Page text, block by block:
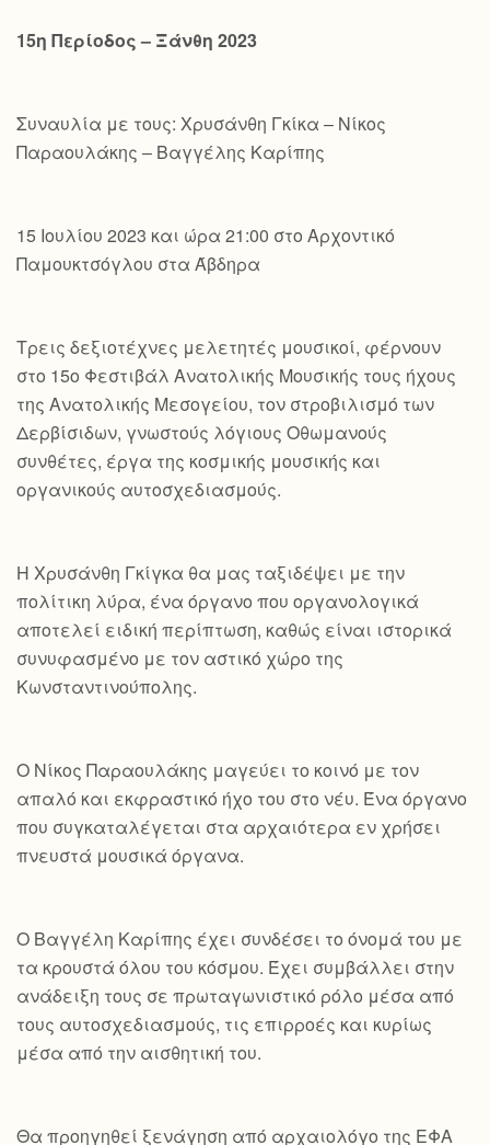
15η Περίοδος – Ξάνθη 2023
Συναυλία με τους: Χρυσάνθη Γκίκα – Νίκος
Παραουλάκης – Βαγγέλης Καρίπης
15 Ιουλίου 2023 και ώρα 21:00 στο Αρχοντικό
Παμουκτσόγλου στα Άβδηρα
Τρεις δεξιοτέχνες μελετητές μουσικοί, φέρνουν
στο 15ο Φεστιβάλ Ανατολικής Μουσικής τους ήχους
της Ανατολικής Μεσογείου, τον στροβιλισμό των
Δερβίσιδων, γνωστούς λόγιους Οθωμανούς
συνθέτες, έργα της κοσμικής μουσικής και
οργανικούς αυτοσχεδιασμούς.
Η Χρυσάνθη Γκίγκα θα μας ταξιδέψει με την
πολίτικη λύρα, ένα όργανο που οργανολογικά
αποτελεί ειδική περίπτωση, καθώς είναι ιστορικά
συνυφασμένο με τον αστικό χώρο της
Κωνσταντινούπολης.
Ο Νίκος Παραουλάκης μαγεύει το κοινό με τον
απαλό και εκφραστικό ήχο του στο νέυ. Ένα όργανο
που συγκαταλέγεται στα αρχαιότερα εν χρήσει
πνευστά μουσικά όργανα.
Ο Βαγγέλη Καρίπης έχει συνδέσει το όνομά του με
τα κρουστά όλου του κόσμου. Έχει συμβάλλει στην
ανάδειξη τους σε πρωταγωνιστικό ρόλο μέσα από
τους αυτοσχεδιασμούς, τις επιρροές και κυρίως
μέσα από την αισθητική του.
Θα προηγηθεί ξενάγηση από αρχαιολόγο της ΕΦΑ